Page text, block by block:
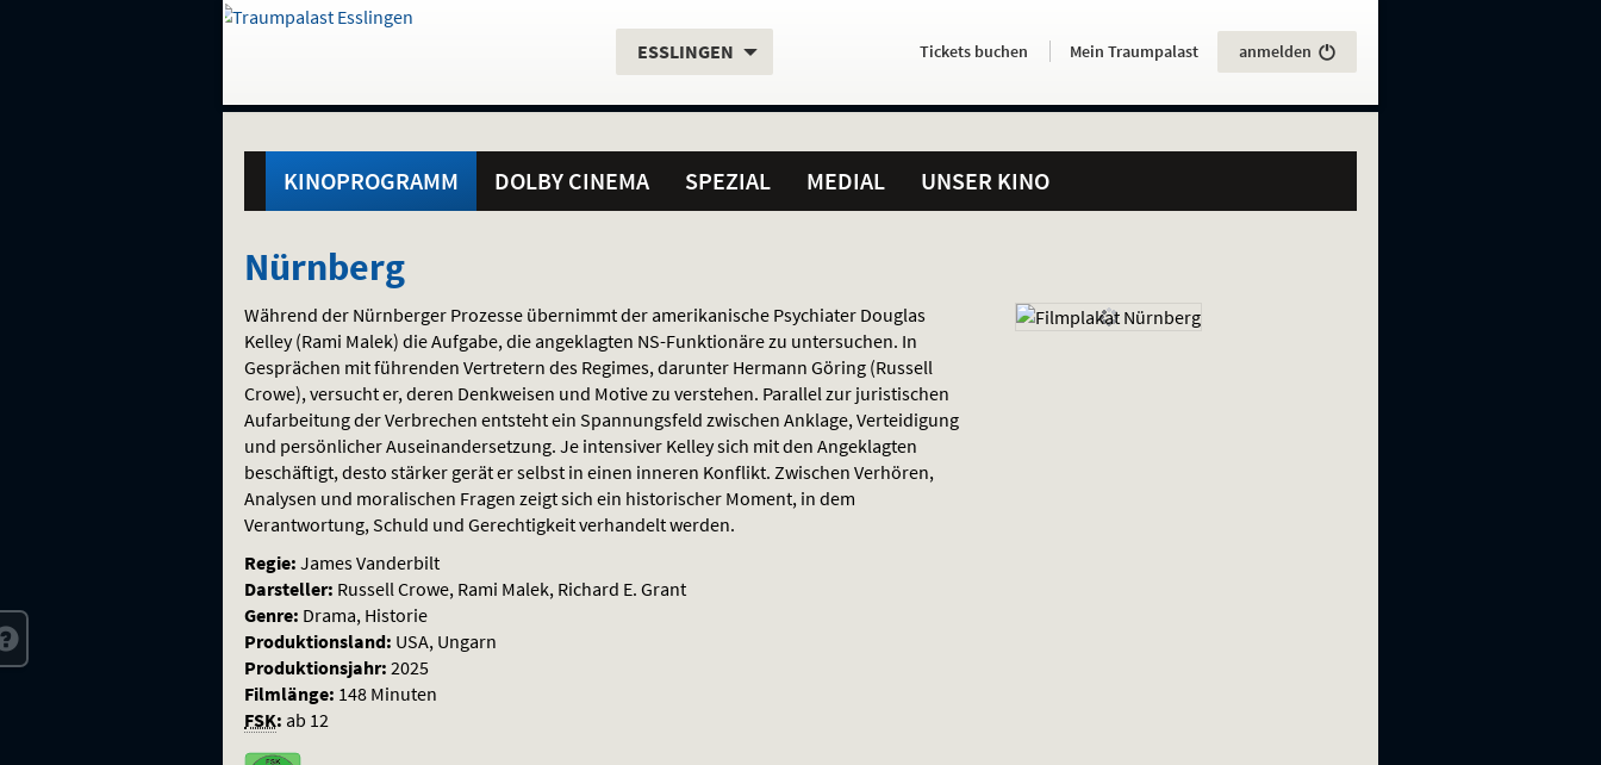
direkt
Inhalt
Menü
und
Gehe
Standortauswahl
Aktueller
ESSLINGEN Servicefunktionen
Aktuelles
HierTickets buchen . Mein Traumpalast anmelden
KINOPROGRAMM DOLBY CINEMA SPEZIAL MEDIAL UNSER KINO
Nürnberg
Nürnberg
Während der Nürnberger Prozesse übernimmt der amerikanische Psychiater Douglas
Kelley (Rami Malek) die Aufgabe, die angeklagten NS-Funktionäre zu untersuchen. In
Gesprächen mit führenden Vertretern des Regimes, darunter Hermann Göring (Russell
Crowe), versucht er, deren Denkweisen und Motive zu verstehen. Parallel zur juristischen
Aufarbeitung der Verbrechen entsteht ein Spannungsfeld zwischen Anklage, Verteidigung
und persönlicher Auseinandersetzung. Je intensiver Kelley sich mit den Angeklagten
beschäftigt, desto stärker gerät er selbst in einen inneren Konflikt. Zwischen Verhören,
Analysen und moralischen Fragen zeigt sich ein historischer Moment, in dem
Verantwortung, Schuld und Gerechtigkeit verhandelt werden.
Regie: James Vanderbilt
Darsteller: Russell Crowe, Rami Malek, Richard E. Grant
Genre: Drama, Historie
Produktionsland: USA, Ungarn
Produktionsjahr: 2025
Filmlänge: 148 Minuten
FSK: ab 12